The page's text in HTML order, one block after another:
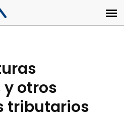
otros
tributarios